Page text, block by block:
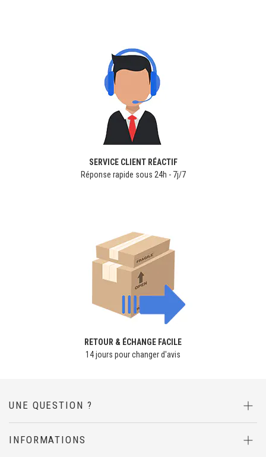
SERVICE CLIENT RÉACTIF
Réponse rapide sous 24h - 7j/7
RETOUR & ÉCHANGE FACILE
14 jours pour changer d'avis
UNE QUESTION ?
INFORMATIONS